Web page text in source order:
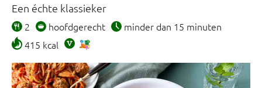
Een échte klassieker
2 hoofdgerecht
minder dan 15 minuten
415 kcal